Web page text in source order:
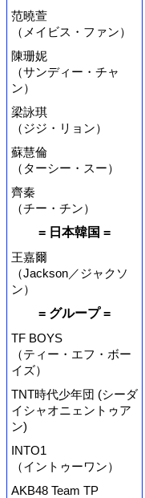
范曉萱
（メイビス・ファン）
陳珊妮
（サンディー・チャ
ン）
梁詠琪
（ジジ・リョン）
蘇慧倫
（ターシー・スー）
齊秦
（チー・チン）
= 日本韓国 =
王嘉爾
（Jackson／ジャクソ
ン）
= グループ =
TF BOYS
（ティー・エフ・ボー
イズ）
TNT時代少年団 (シーダ
イシャオニェントゥア
ン)
INTO1
（イントゥーワン）
AKB48 Team TP